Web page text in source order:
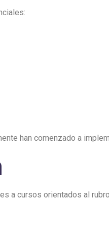
han comenzado a
a cursos orientados al